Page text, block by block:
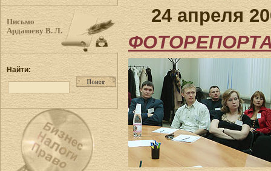
Письмо
Ардашеву В. Л.
Найти:
24 апреля